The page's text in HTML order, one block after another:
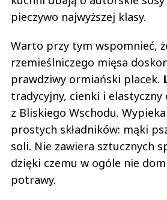
pieczywo najwyższej klasy.
Warto przy tym wspomnieć,
rzemieślniczego mięsa
prawdziwy ormiański placek.
tradycyjny, cienki i elastyczny
z Bliskiego Wschodu.
prostych składników: mąki
soli. Nie zawiera sztucznych
dzięki czemu w ogóle nie
potrawy.